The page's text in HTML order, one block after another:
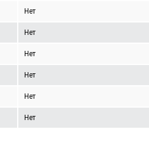
Нет
Нет
Нет
Нет
Нет
Нет